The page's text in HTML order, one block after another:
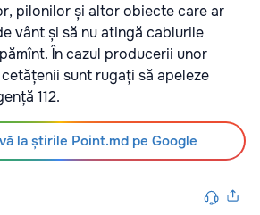
pilonilor și altor obiecte care ar
vânt și să nu atingă cablurile
În cazul producerii unor
sunt rugați să apeleze
112.
la știrile Point.md pe Google